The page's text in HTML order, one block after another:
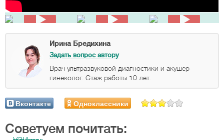
Ирина Бредихина
Задать вопрос автору
Врач ультразвуковой диагностики и акушер-
гинеколог. Стаж работы 10 лет.
Вконтакте Одноклассники
Советуем почитать: